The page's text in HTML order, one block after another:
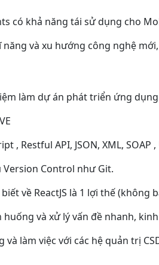
có khả năng tái sử dụng cho
và xu hướng công nghệ
làm dự án phát triển ứng
, Restful API, JSON, XML, SOAP ,
Control như Git.
về ReactJS là 1 lợi thế (không
và xử lý vấn đề nhanh,
làm việc với các hệ quản trị